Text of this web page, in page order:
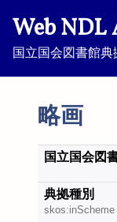
Web
国立国会図書館
略画
国立国会図
典拠種別
skos:inScheme